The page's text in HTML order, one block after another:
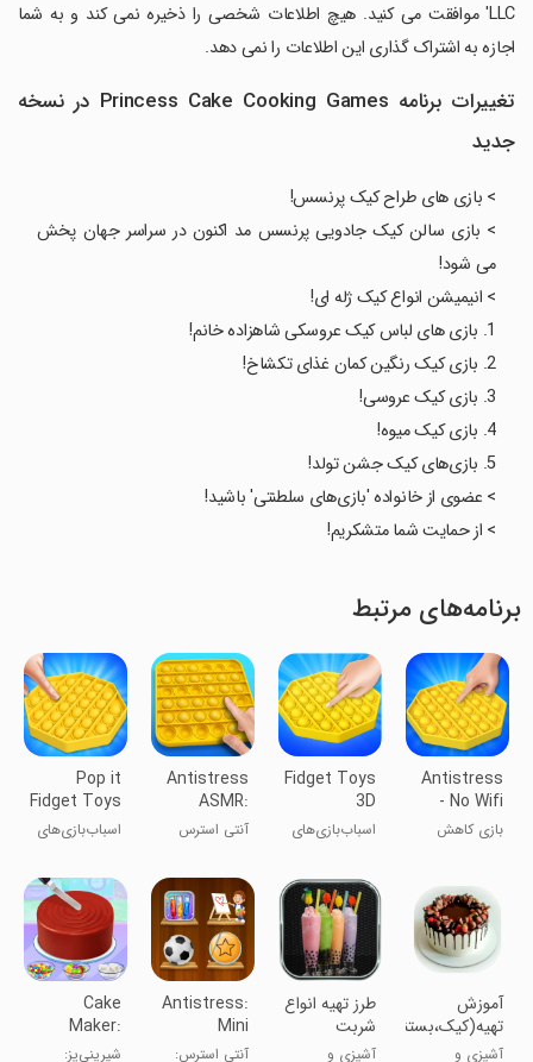
LLC' موافقت می کنید. هیچ اطلاعات شخصی را ذخیره نمی کند و به شما
اجازه به اشتراک گذاری این اطلاعات را نمی دهد.
تغییرات برنامه Princess Cake Cooking Games در نسخه
جدید
> بازی های طراح کیک پرنسس!
> بازی سالن کیک جادویی پرنسس مد اکنون در سراسر جهان پخش
می شود!
> انیمیشن انواع کیک ژله ای!
1. بازی های لباس کیک عروسکی شاهزاده خانم!
2. بازی کیک رنگین کمان غذای تکشاخ!
3. بازی کیک عروسی!
4. بازی کیک میوه!
5. بازی‌های کیک جشن تولد!
> عضوی از خانواده 'بازی‌های سلطنتی' باشید!
> از حمایت شما متشکریم!
برنامه‌های مرتبط
Antistress
- No Wifi
Games
بازی کاهش
Fidget Toys
3D
Antistress
اسباب‌بازی‌های
استرس ASMR
Antistress
ASMR:
Fidget Toys
آنتی استرس
بازی‌های حواس
Pop it
Fidget Toys
AntiStress
اسباب‌بازی‌های
Fidget Pop
آموزش
تهیه(کیک،بستنی،دسر)
آشپزی و
طرز تهیه انواع
شربت
آشپزی و
Antistress:
Mini
Relaxing
آنتی استرس:
Cake
Maker:
Making
شیرینی‌پز: